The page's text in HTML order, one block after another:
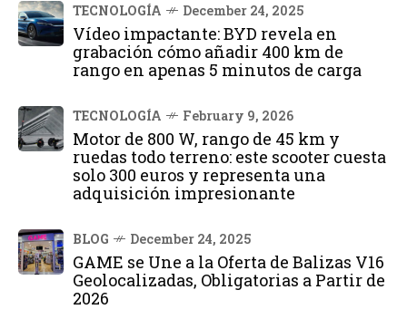
TECNOLOGÍA December 24, 2025
Vídeo impactante: BYD revela en
grabación cómo añadir 400 km de
rango en apenas 5 minutos de carga
TECNOLOGÍA February 9, 2026
Motor de 800 W, rango de 45 km y
ruedas todo terreno: este scooter cuesta
solo 300 euros y representa una
adquisición impresionante
BLOG December 24, 2025
GAME se Une a la Oferta de Balizas V16
Geolocalizadas, Obligatorias a Partir de
2026